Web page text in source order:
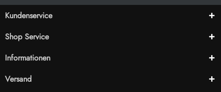
Kundenservice
Shop Service
Informationen
Versand